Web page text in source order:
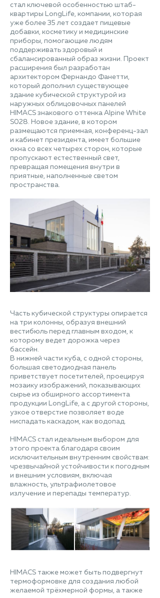
стал ключевой особенностью штаб-
квартиры LongLife, компании, которая
уже более 35 лет создает пищевые
добавки, косметику и медицинские
приборы, помогающие людям
поддерживать здоровый и
сбалансированный образ жизни. Проект
расширения был разработан
архитектором Фернандо Фанетти,
который дополнил существующее
здание кубической структурой из
наружных облицовочных панелей
HIMACS знакового оттенка Alpine White
S028. Новое здание, в котором
размещаются приемная, конференц-зал
и кабинет президента, имеет большие
окна со всех четырех сторон, которые
пропускают естественный свет,
превращая помещения внутри в
приятные, наполненные светом
пространства.
Часть кубической структуры опирается
на три колонны, образуя внешний
вестибюль перед главным входом, к
которому ведет дорожка через
бассейн.
В нижней части куба, с одной стороны,
большая светодиодная панель
приветствует посетителей, проецируя
мозаику изображений, показывающих
сырье из обширного ассортимента
продукции LongLife, а с другой стороны,
узкое отверстие позволяет воде
ниспадать каскадом, как водопад.
HIMACS стал идеальным выбором для
этого проекта благодаря своим
исключительным внутренним свойствам:
чрезвычайной устойчивости к погодным
и внешним условиям, включая
влажность, ультрафиолетовое
излучение и перепады температур.
HIMACS также может быть подвергнут
термоформовке для создания любой
желаемой трёхмерной формы, а также